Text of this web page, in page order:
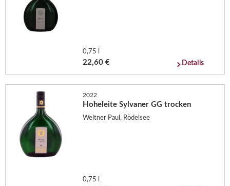
0,75 l
22,60 € Details
2022
Hoheleite Sylvaner GG trocken
Weltner Paul, Rödelsee
0,75 l